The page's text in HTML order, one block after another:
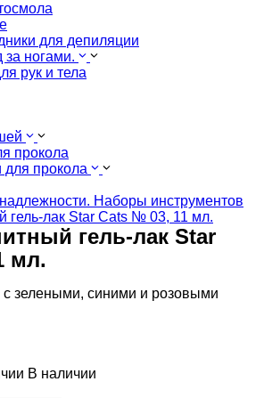
для депиляции
за ногами.
рук и тела
прокола
для прокола
Наборы инструментов
гель-лак Star
мл.
с зелеными, синими и розовыми
В наличии